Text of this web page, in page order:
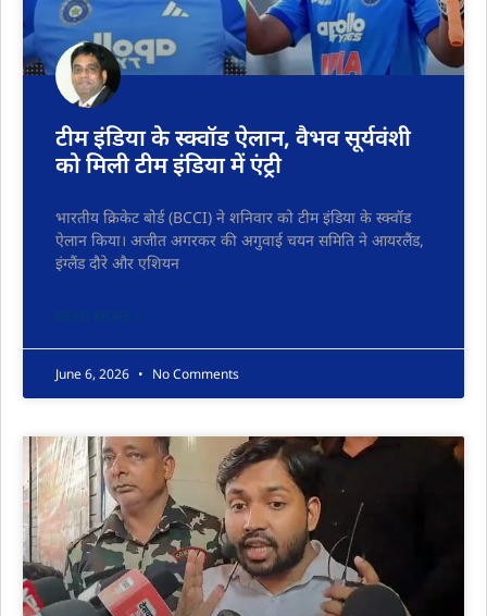
टीम इंडिया के स्क्वॉड ऐलान, वैभव सूर्यवंशी
को मिली टीम इंडिया में एंट्री
भारतीय क्रिकेट बोर्ड (BCCI) ने शनिवार को टीम इंडिया के स्क्वॉड
ऐलान किया। अजीत अगरकर की अगुवाई चयन समिति ने आयरलैंड,
इंग्लैंड दौरे और एशियन
READ MORE »
June 6, 2026 No Comments